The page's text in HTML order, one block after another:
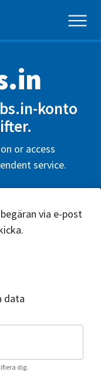
konto
or access
service.
via e-post
data
dig.